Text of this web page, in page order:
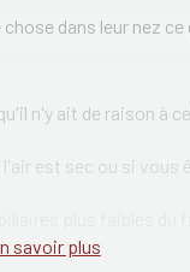
dans leur nez ce
n'y ait de raison à
est sec ou si vous
savoir plus